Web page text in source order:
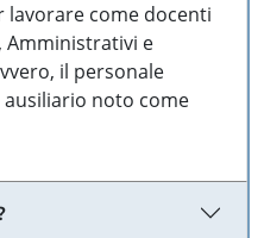
lavorare come docenti
Amministrativi e
il personale
noto come